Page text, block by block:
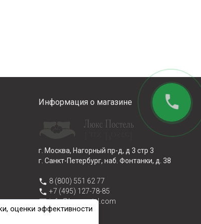
Информация о магазине
г. Москва, Нагорный пр-д, д 3 стр 3
г. Санкт-Петербург, наб. Фонтанки, д. 38
phone 8 (800) 551 62 77
phone +7 (495) 127-78-85
emailinfo@lux-postel.com
оценки эффективности
phone